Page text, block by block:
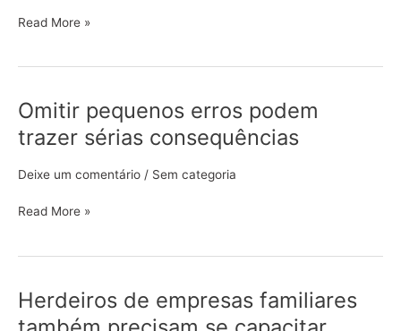
de
Read More »
Omitir pequenos erros podem
trazer sérias consequências
Deixe um comentário / Sem categoria
Omitir
erros
podem
sérias
Read More »
Herdeiros de empresas familiares
Herdeiros